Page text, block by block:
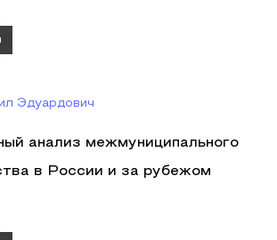
Эдуардович
анализ межмуниципального
в России и за рубежом